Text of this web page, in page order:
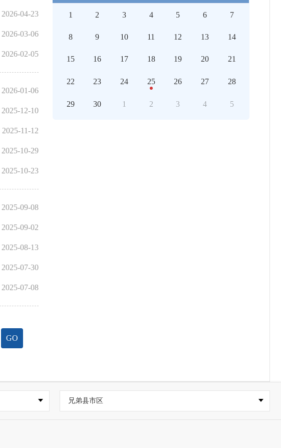
2026-04-23
2026-03-06
2026-02-05
2026-01-06
2025-12-10
2025-11-12
2025-10-29
2025-10-23
2025-09-08
2025-09-02
2025-08-13
2025-07-30
2025-07-08
GO
1 2 3 4 5 6 7
8 9 10 11 12 13 14
15 16 17 18 19 20 21
22 23 24 25 26 27 28
29 30 1 2 3 4 5
兄弟县市区